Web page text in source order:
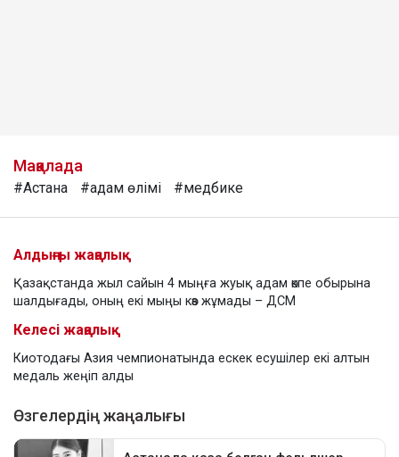
Мақалада
#Астана #адам өлімі #медбике
Алдыңғы жаңалық
Қазақстанда жыл сайын 4 мыңға жуық адам өкпе обырына
шалдығады, оның екі мыңы көз жұмады – ДСМ
Келесі жаңалық
Киотодағы Азия чемпионатында ескек есушілер екі алтын
медаль жеңіп алды